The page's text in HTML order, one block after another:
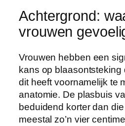
Achtergrond:
vrouwen
Vrouwen hebben een
kans op blaasontsteking
dit heeft voornamelijk te
anatomie. De plasbuis
beduidend korter dan
meestal zo’n vier